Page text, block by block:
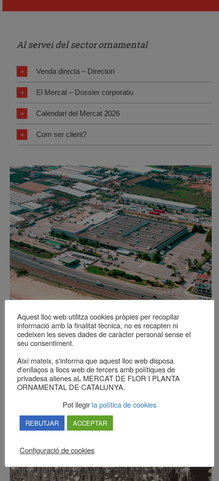
Al servei del sector ornamental
Venda directa – Directori
El Mercat – Dossier corporatiu
Calendari del Mercat 2026
Com ser client?
Característiques tècniques
Aquest lloc web utilitza cookies pròpies per recopilar
informació amb la finalitat tècnica, no es recapten ni
cedeixen les seves dades de caràcter personal sense el
seu consentiment.
Així mateix, s'informa que aquest lloc web disposa
d'enllaços a llocs web de tercers amb polítiques de
privadesa alienes aL MERCAT DE FLOR I PLANTA
ORNAMENTAL DE CATALUNYA.
Pot llegir la política de cookies
REBUTJAR ACCEPTAR
Configuració de cookies